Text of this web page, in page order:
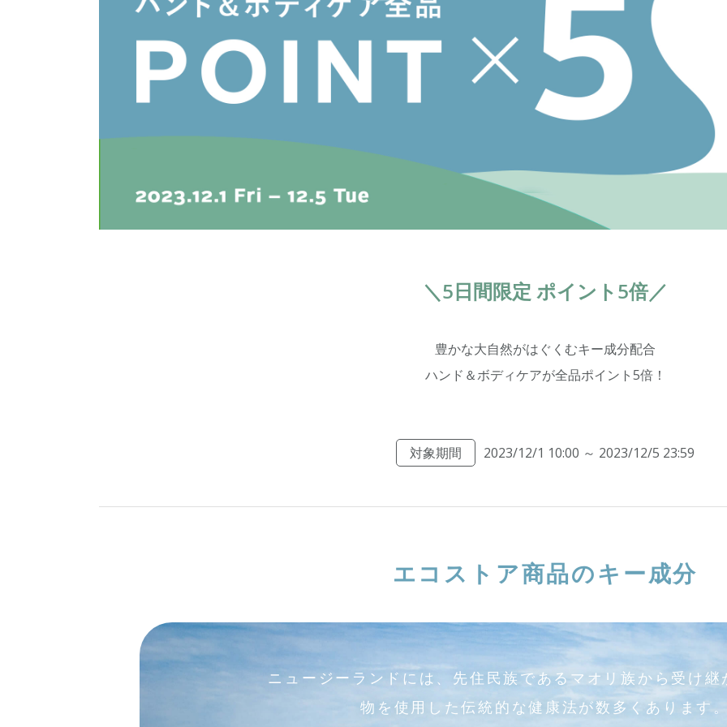
＼5日間限定 ポイント5倍／
豊かな大自然がはぐくむキー成分配合
ハンド＆ボディケアが全品ポイント5倍！
対象期間 2023/12/1 10:00 ～ 2023/12/5 23:59
エコストア商品のキー成分
ニュージーランドには、先住民族であるマオリ族から受け
物を使用した伝統的な健康法が数多くあります